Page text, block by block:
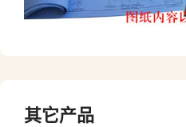
其它产品